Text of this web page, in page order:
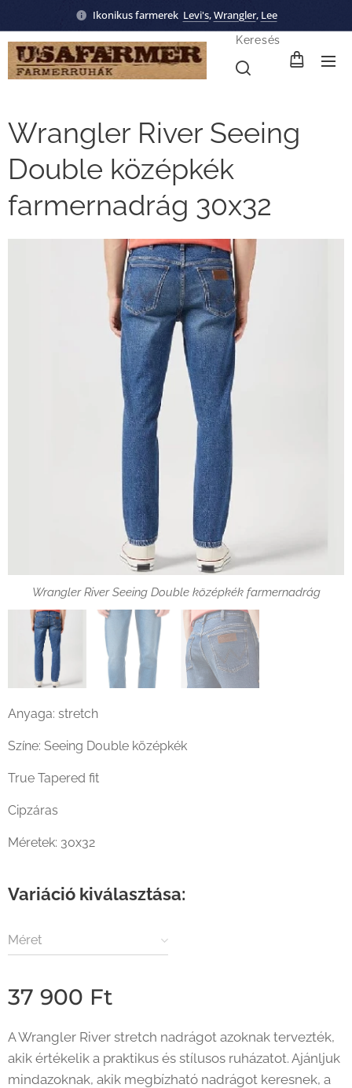
Ikonikus farmerek Levi's,Wrangler, Lee
Keresés
Wrangler River Seeing
Double középkék
farmernadrág 30x32
Wrangler River Seeing Double középkék farmernadrág
Wrangler River Seeing Double középkék farmernadrág zseb
Anyaga: stretch
Színe: Seeing Double középkék
True Tapered fit
Cipzáras
Méretek: 30x32
Variáció kiválasztása:
Méret
37 900 Ft
A Wrangler River stretch nadrágot azoknak tervezték,
akik értékelik a praktikus és stílusos ruházatot. Ajánljuk
mindazoknak, akik megbízható nadrágot keresnek, a